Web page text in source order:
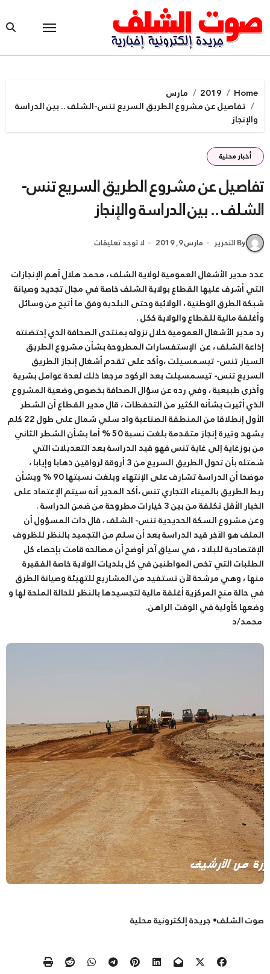
to
content
Home
2019
مارس
تفاصيل عن مشروع الطريق السريع تنس-الشلف .. بين الدراسة
والإنجاز
أخبار محلية
تفاصيل عن مشروع الطريق السريع تنس-
الشلف .. بين الدراسة والإنجاز
By التحرير مارس 9, 2019 لا توجد تعليقات
عدد مدير الأشغال العمومية لولاية الشلف ، محمد هلال أهم الإنجازات
التي أشرف عليها القطاع بولاية الشلف خاصة في مجال تجديد وصيانة
شبكة الطرق الوطنية ، الولائية وحتى البلدية وفق ما أتيح من وسائل
وأغلفة مالية للقطاع والولاية ككل .
رد مدير الأشغال العمومية خلال نزوله بمنتدى الصحافة الذي إحتضنته
إذاعة الشلف ، عن الإستفسارات المطروحة بشأن مشروع الطريق
السيار تنس- تيسمسيلت ،وأكد على تقدم أشغال إنجاز الطريق
السريع تنس- تيسمسيلت بعد الركود مرجعا ذلك لعدة عوامل بشرية
وأخرى طبيعية ، وفي رده عن سؤال الصحافة بخصوص وضعية المشروع
الذي أثيرت بشأنه الكثير من التحفظات ، قال مدير القطاع أن الشطر
الأول إنطلاقا من المنطقة الصناعية واد سلي شمال على طول 22 كلم
يشهد وتيرة إنجاز متقدمة بلغت نسبة 50 % أما بشأن الشطر الثاني
من بوزغاية إلى غاية تنس فهو قيد الدراسة بعد التعديلات التي
شمتله بأن تحول الطريق السريع من 3 أروقة لرواقين ذهابا وإيابا ،
موضحا أن الدراسة تشارف على الإنتهاء وبلغت نسبتها 90 % وبشأن
ربط الطريق بالميناء التجاري تنس ،أكد المدير أنه سيتم الإعتماد على
الخيار الأقل تكلفة من بين 3 خيارات مطروحة من ضمن الدراسة .
وعن مشروع السكة الحديدية تنس- الشلف ، قال ذات المسؤول أن
الملف هو الآخر قيد الدراسة بعد أن سلم من التجميد بالنظر للظروف
الإقتصادية للبلاد ، في سياق آخر أوضح أن مصالحه قامت بإحصاء كل
الطلبات التي تخص المواطنين في كل بلديات الولاية خاصة الفقيرة
منها ، وهي مرشحة لأن تستفيد من المشاريع للتهيئة وصيانة الطرق
في حالة منح المركزية أغلفة مالية لتجسيدها بالنظر للحالة الملحة لها و
وضعها كأولية في الوقت الراهن.
محمد/د
صوت الشلف• جريدة إلكترونية محلية